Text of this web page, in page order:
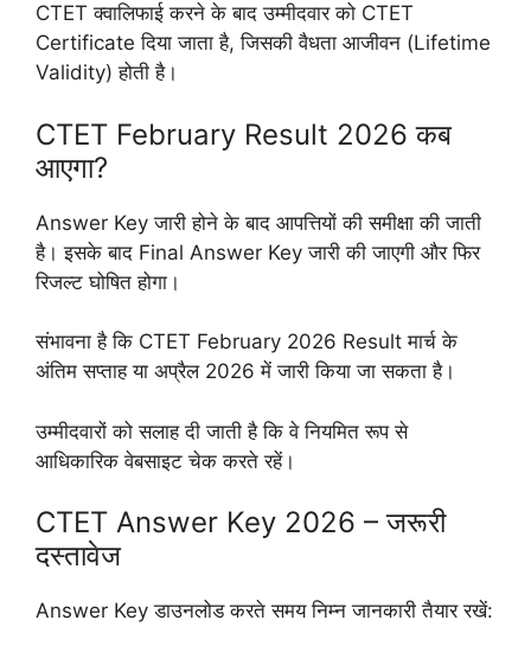
CTET क्वालिफाई करने के बाद उम्मीदवार को CTET
Certificate दिया जाता है, जिसकी वैधता आजीवन (Lifetime
Validity) होती है।
CTET February Result 2026 कब
आएगा?
Answer Key जारी होने के बाद आपत्तियों की समीक्षा की जाती
है। इसके बाद Final Answer Key जारी की जाएगी और फिर
रिजल्ट घोषित होगा।
संभावना है कि CTET February 2026 Result मार्च के
अंतिम सप्ताह या अप्रैल 2026 में जारी किया जा सकता है।
उम्मीदवारों को सलाह दी जाती है कि वे नियमित रूप से
आधिकारिक वेबसाइट चेक करते रहें।
CTET Answer Key 2026 – जरूरी
दस्तावेज
Answer Key डाउनलोड करते समय निम्न जानकारी तैयार रखें: